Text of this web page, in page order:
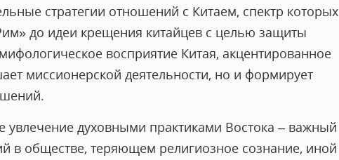
стратегии отношений с Китаем, спектр которых
до идеи крещения китайцев с целью защиты
восприятие Китая, акцентированное
миссионерской деятельности, но и формирует
духовными практиками Востока – важный
в обществе, теряющем религиозное сознание, иной